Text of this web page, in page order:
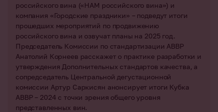
российского вина («НАМ российского вина») и
компания «Городские праздники» – подведут итоги
прошедших мероприятий по продвижению
российского вина и озвучат планы на 2025 год.
Председатель Комиссии по стандартизации АВВР
Анатолий Корнеев расскажет о практике разработки и
утверждения Дополнительных стандартов качества, а
сопредседатель Центральной дегустационной
комиссии Артур Саркисян анонсирует итоги Кубка
АВВР – 2024 с точки зрения общего уровня
представленных вин.